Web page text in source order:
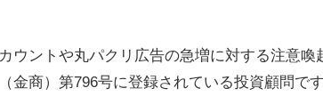
ウントや丸パクリ広告の急増に対する注意喚
金商）第796号に登録されている投資顧問です